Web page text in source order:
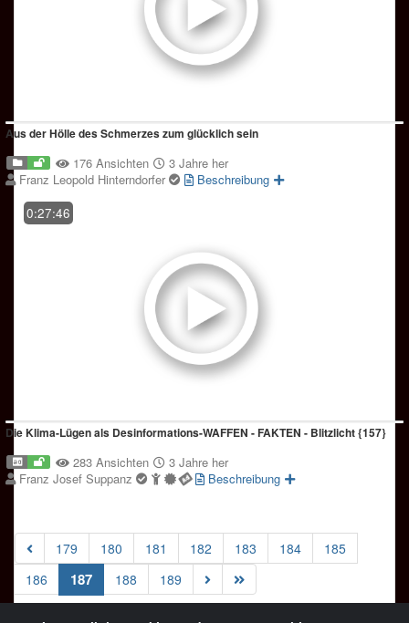
Aus der Hölle des Schmerzes zum glücklich sein
176 Ansichten
3 Jahre her
Franz Leopold Hinterndorfer
Beschreibung
0:27:46
Die Klima-Lügen als Desinformations-WAFFEN - FAKTEN - Blitzlicht {157}
283 Ansichten
3 Jahre her
Franz Josef Suppanz
Beschreibung
179 180 181 182 183 184
185
186
187(current)
188 189